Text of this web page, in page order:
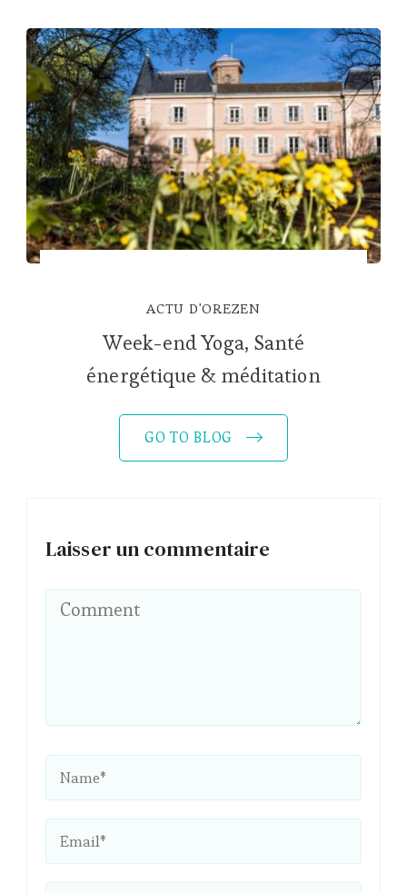
ACTU D'OREZEN
Week-end Yoga, Santé
énergétique & méditation
GO TO BLOG
Laisser un commentaire